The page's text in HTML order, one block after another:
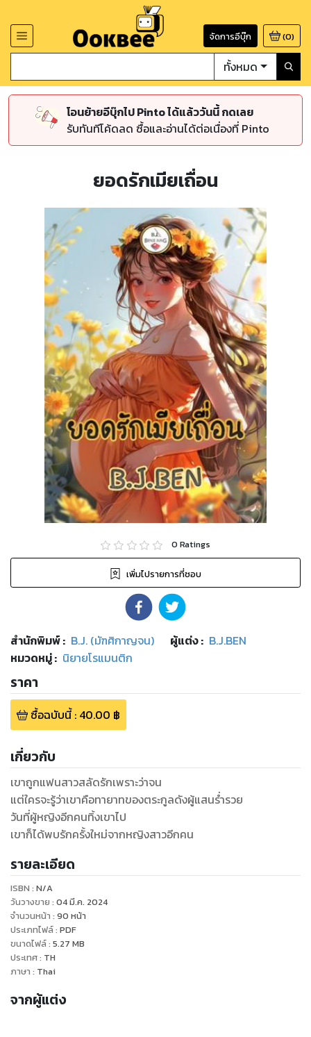
จัดการอีบุ๊ก (0)
ทั้งหมด
โอนย้ายอีบุ๊กไป Pinto ได้แล้ววันนี้ กดเลย
รับทันทีโค้ดลด ซื้อและอ่านได้ต่อเนื่องที่ Pinto
ยอดรักเมียเถื่อน
0 Ratings
เพิ่มไปรายการที่ชอบ
สำนักพิมพ์: B.J. (มัฑศิกาญจน) ผู้แต่ง : B.J.BEN
หมวดหมู่: นิยายโรแมนติก
ราคา
ซื้อฉบับนี้: 40.00 ฿
เกี่ยวกับ
เขาถูกแฟนสาวสลัดรักเพราะว่าจน
แต่ใครจะรู้ว่าเขาคือทายาทของตระกูลดังผู้แสนร่ำรวย
วันที่ผู้หญิงอีกคนทิ้งเขาไป
เขาก็ได้พบรักครั้งใหม่จากหญิงสาวอีกคน
รายละเอียด
ISBN : N/A
วันวางขาย : 04 มี.ค. 2024
จำนวนหน้า : 90 หน้า
ประเภทไฟล์: PDF
ขนาดไฟล์: 5.27 MB
ประเทศ: TH
ภาษา : Thai
จากผู้แต่ง